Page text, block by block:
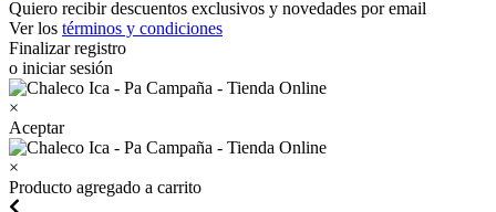
Quiero recibir descuentos exclusivos y novedades por email
Ver los términos y condiciones
Finalizar registro
o iniciar sesión
×
Aceptar
×
Producto agregado a carrito